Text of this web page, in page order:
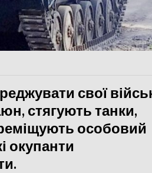
свої
стягують танки,
особовий
окупанти